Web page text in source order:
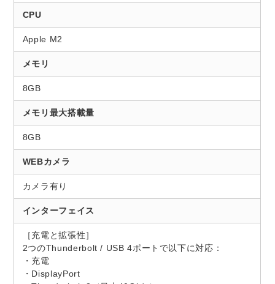
CPU
Apple M2
メモリ
8GB
メモリ最大搭載量
8GB
WEBカメラ
カメラ有り
インターフェイス
［充電と拡張性］
2つのThunderbolt / USB 4ポートで以下に対応：
・充電
・DisplayPort